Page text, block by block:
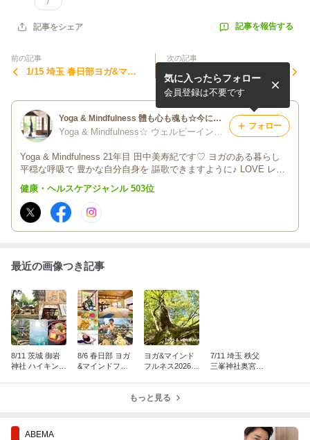
記事をシェア 記事を報告する
前の記事
1/15 埼玉 春日部ヨガ&マイ
次の記事
冬のスケジュール ヨガ&マイ
ンドフルネス
Yoga & Mindfulness 體も心も魂も☆今に目覚めて☆健やかに幸せに☆
Yoga & Mindfulness☆ ウェルビーイング からだも心も健やかにしあわせに今を生きる♪
Yoga & Mindfulness 21年目 田中美寿紀です♡ ヨガのある暮らし
平穏な呼吸で 豊かな自分自身を 謳歌できますように♪ LOVE レギ
ュラークラス各地、学習団体、オンライン、イベント、リトリー
ト、プライベート、ご依頼など OM NAMAH SHIVAYA
気に入ったらフォロー
会員登録は不要です
フォロー
健康・ヘルスケアジャンル 503位
最近の画像つき記事
8/11 茨城 御岩
神社 ハイキング
8/6 春日部 ヨガ
&マインドフル
ヨガ&マインド
フルネス2026
7/11 埼玉 秩父
三峯神社奥宮ハ
もっと見る
ABEMA